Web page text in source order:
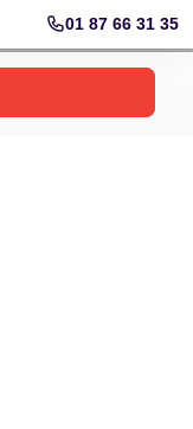
01 87 66 31 35